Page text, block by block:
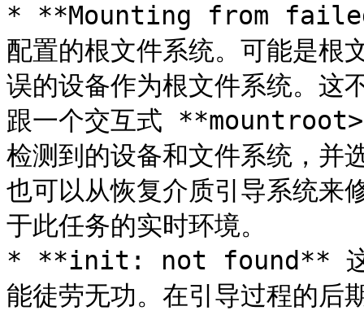
* **Mounting from
配置的根文件系统。可能是根
误的设备作为根文件系统。
跟一个交互式
检测到的设备和文件系统，并
也可以从恢复介质引导系统来
于此任务的实时环境。
* **init: not found** 这不
能徒劳无功。在引导过程的后